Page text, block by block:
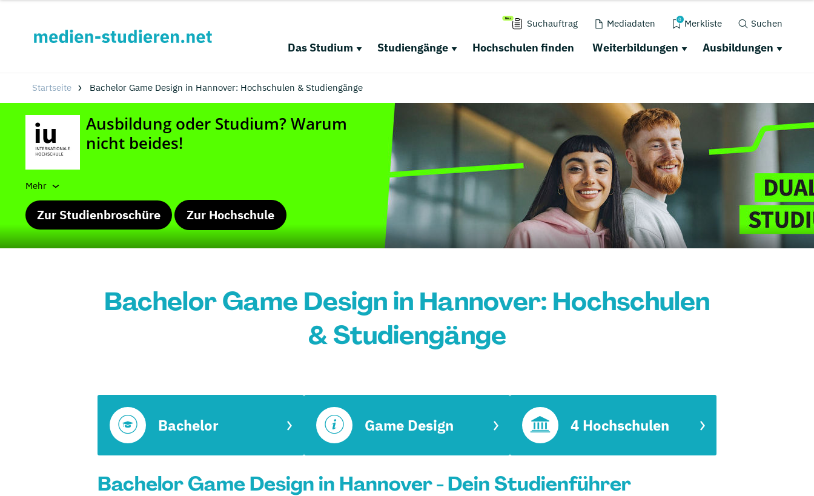
Suchauftrag Mediadaten 0 Merkliste Suchen
Das Studium Studiengänge Hochschulen finden Weiterbildungen Ausbildungen
Startseite Bachelor Game Design in Hannover: Hochschulen & Studiengänge
Mehr
Zur Studienbroschüre Zur Hochschule
Bachelor Game Design in Hannover: Hochschulen
& Studiengänge
Bachelor Game Design 4 Hochschulen
Bachelor Game Design in Hannover - Dein Studienführer